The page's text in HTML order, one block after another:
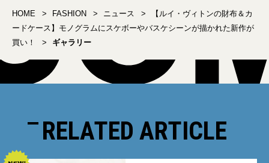
HOME FASHION ニュース
【ルイ・ヴィトンの財布＆カ
ードケース】モノグラムにスケボーやバスケシーンが描かれた新作が
買い！
ギャラリー
RELATED ARTICLE